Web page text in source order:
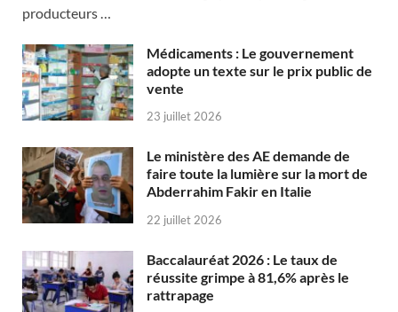
producteurs …
Médicaments : Le gouvernement
adopte un texte sur le prix public de
vente
23 juillet 2026
Le ministère des AE demande de
faire toute la lumière sur la mort de
Abderrahim Fakir en Italie
22 juillet 2026
Baccalauréat 2026 : Le taux de
réussite grimpe à 81,6% après le
rattrapage